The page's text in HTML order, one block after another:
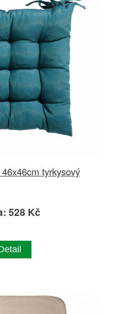
tyrkysový
528 Kč